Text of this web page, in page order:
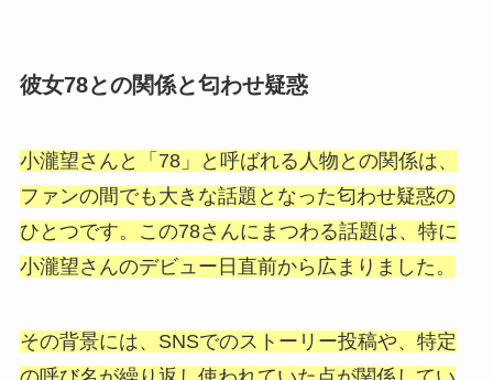
彼女78との関係と匂わせ疑惑
小瀧望さんと「78」と呼ばれる人物との関係は、
ファンの間でも大きな話題となった匂わせ疑惑の
ひとつです。この78さんにまつわる話題は、特に
小瀧望さんのデビュー日直前から広まりました。
その背景には、SNSでのストーリー投稿や、特定